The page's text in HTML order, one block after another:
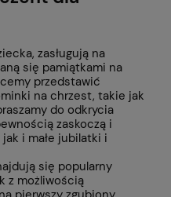
zasługują na
się pamiątkami na
przedstawić
na chrzest, takie jak
do odkrycia
zaskoczą i
i małe jubilatki i
się popularny
z możliwością